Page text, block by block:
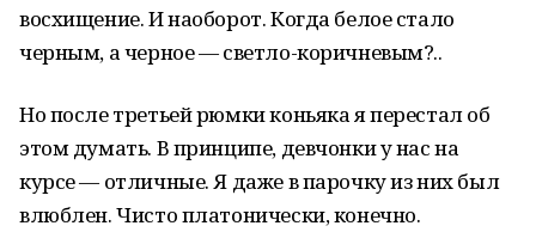
восхищение. И наоборот. Когда белое стало
черным, а черное — светло-коричневым?..
Но после третьей рюмки коньяка я перестал об
этом думать. В принципе, девчонки у нас на
курсе — отличные. Я даже в парочку из них был
влюблен. Чисто платонически, конечно.